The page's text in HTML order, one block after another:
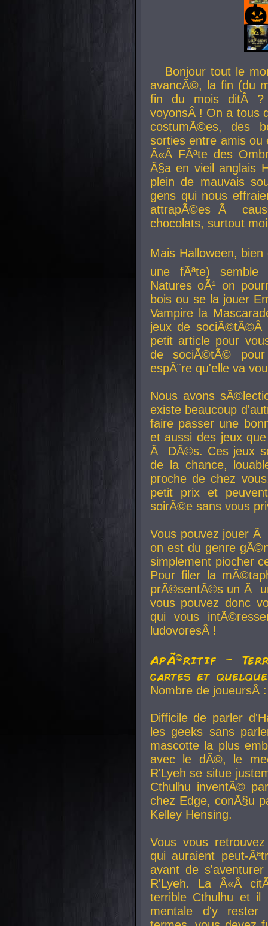
Bonjour tout le
avancÃ©, la fin (du
fin du mois ditÂ ?
voyonsÂ ! On a tous
costumÃ©es, des
sorties entre amis
Â«Â FÃªte des
Ã§a en vieil anglais
plein de mauvais
gens qui nous
attrapÃ©es Ã
chocolats, surtout
Mais Halloween, bien
une fÃªte) semble
Natures oÃ¹ on
bois ou se la jouer
Vampire la
jeux de
petit article pour
de sociÃ©tÃ©
espÃ¨re qu'elle va
Nous avons
existe beaucoup
faire passer une
et aussi des jeux
Ã DÃ©s. Ces jeux
de la chance,
proche de chez
petit prix et
soirÃ©e sans vous
Vous pouvez jouer
on est du genre
simplement piocher
Pour filer la
prÃ©sentÃ©s un Ã
vous pouvez donc
qui vous
ludovoresÂ !
ApÃ©ritif -
cartes et
Nombre de
Difficile de parler
les geeks sans
mascotte la plus
avec le dÃ©, le
R'Lyeh se situe
Cthulhu inventÃ©
chez Edge, conÃ§u
Kelley Hensing.
Vous vous
qui auraient peut-
avant de
R'Lyeh. La Â«Â
terrible Cthulhu et
mentale d'y rester